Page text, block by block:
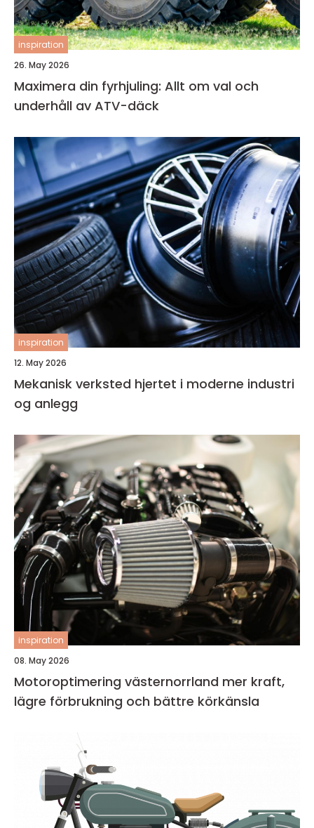
inspiration
26. May 2026
Maximera din fyrhjuling: Allt om val och
underhåll av ATV-däck
inspiration
12. May 2026
Mekanisk verksted hjertet i moderne industri
og anlegg
inspiration
08. May 2026
Motoroptimering västernorrland mer kraft,
lägre förbrukning och bättre körkänsla